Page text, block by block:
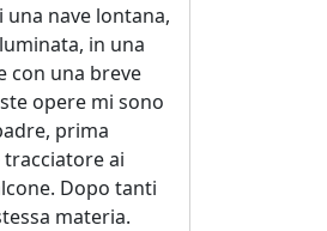
una nave lontana,
in una
con una breve
opere mi sono
prima
ai
Dopo tanti
materia.